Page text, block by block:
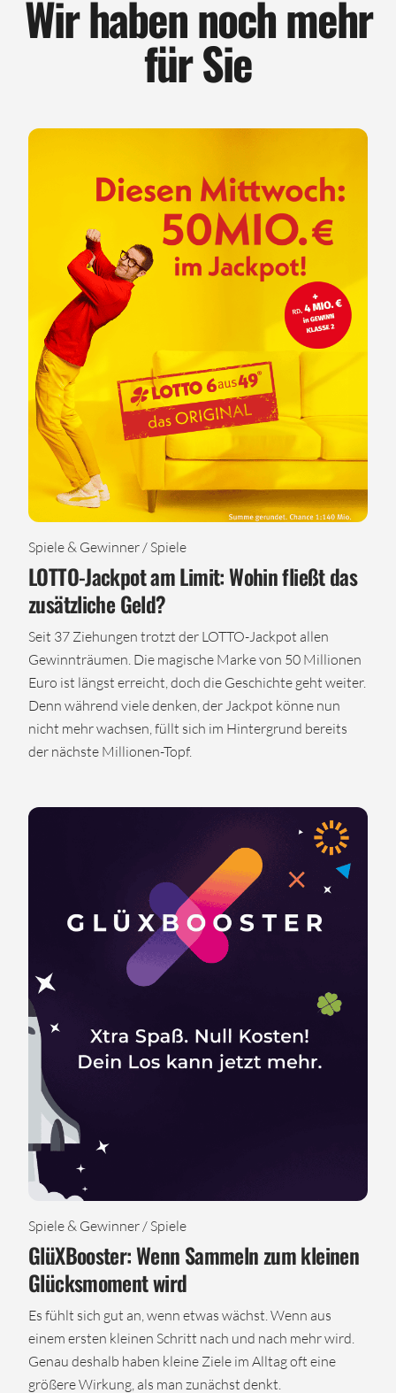
Wir haben noch mehr
für Sie
Spiele & Gewinner / Spiele
LOTTO-Jackpot am Limit: Wohin fließt das
zusätzliche Geld?
Seit 37 Ziehungen trotzt der LOTTO-Jackpot allen
Gewinnträumen. Die magische Marke von 50 Millionen
Euro ist längst erreicht, doch die Geschichte geht weiter.
Denn während viele denken, der Jackpot könne nun
nicht mehr wachsen, füllt sich im Hintergrund bereits
der nächste Millionen-Topf.
Spiele & Gewinner / Spiele
GlüXBooster: Wenn Sammeln zum kleinen
Glücksmoment wird
Es fühlt sich gut an, wenn etwas wächst. Wenn aus
einem ersten kleinen Schritt nach und nach mehr wird.
Genau deshalb haben kleine Ziele im Alltag oft eine
größere Wirkung, als man zunächst denkt.